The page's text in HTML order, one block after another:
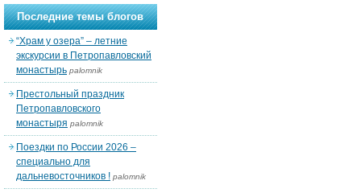
Последние темы блогов
“Храм у озера” – летние
экскурсии в Петропавловский
монастырь palomnik
Престольный праздник
Петропавловского
монастыря palomnik
Поездки по России 2026 –
специально для
дальневосточников ! palomnik